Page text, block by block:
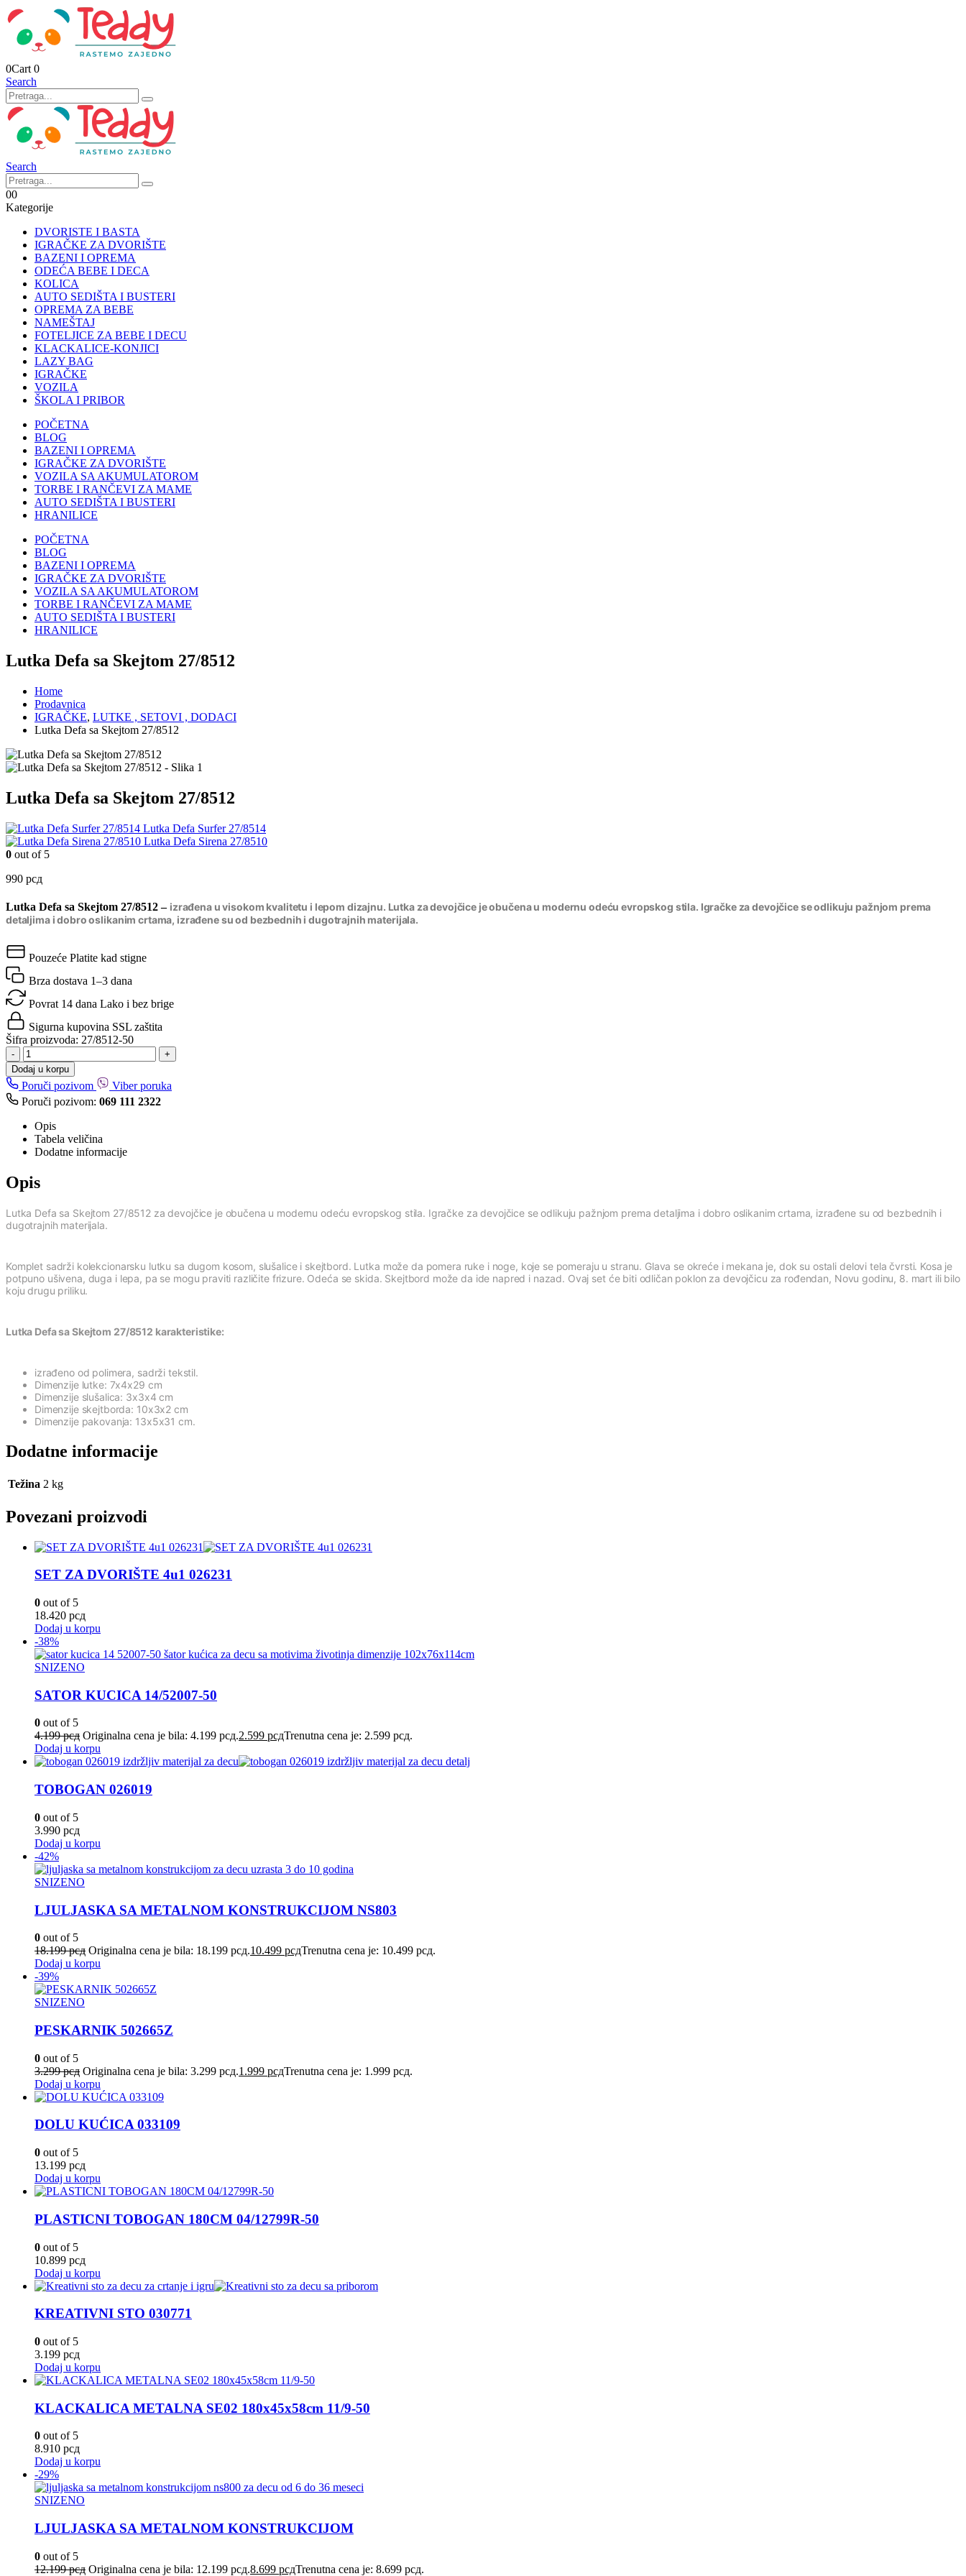
0Cart 0
Search
Search
00
Kategorije
DVORISTE I BASTA
IGRAČKE ZA DVORIŠTE
BAZENI I OPREMA
ODEĆA BEBE I DECA
KOLICA
AUTO SEDIŠTA I BUSTERI
OPREMA ZA BEBE
NAMEŠTAJ
FOTELJICE ZA BEBE I DECU
KLACKALICE-KONJICI
LAZY BAG
IGRAČKE
VOZILA
ŠKOLA I PRIBOR
POČETNA
BLOG
BAZENI I OPREMA
IGRAČKE ZA DVORIŠTE
VOZILA SA AKUMULATOROM
TORBE I RANČEVI ZA MAME
AUTO SEDIŠTA I BUSTERI
HRANILICE
POČETNA
BLOG
BAZENI I OPREMA
IGRAČKE ZA DVORIŠTE
VOZILA SA AKUMULATOROM
TORBE I RANČEVI ZA MAME
AUTO SEDIŠTA I BUSTERI
HRANILICE
Lutka Defa sa Skejtom 27/8512
Home
Prodavnica
IGRAČKE, LUTKE , SETOVI , DODACI
Lutka Defa sa Skejtom 27/8512
Lutka Defa sa Skejtom 27/8512
Lutka Defa Surfer 27/8514
Lutka Defa Sirena 27/8510
0 out of 5
990 рсд
Lutka Defa sa Skejtom 27/8512 – izrađena u visokom kvalitetu i lepom dizajnu. Lutka za devojčice je obučena u modernu odeću evropskog stila. Igračke za devojčice se odlikuju pažnjom prema
detaljima i dobro oslikanim crtama, izrađene su od bezbednih i dugotrajnih materijala.
Pouzeće Platite kad stigne
Brza dostava 1–3 dana
Povrat 14 dana Lako i bez brige
Sigurna kupovina SSL zaštita
Šifra proizvoda: 27/8512-50
-
+
Dodaj u korpu
Poruči pozivom
Viber poruka
Poruči pozivom: 069 111 2322
Opis
Tabela veličina
Dodatne informacije
Opis
Lutka Defa sa Skejtom 27/8512 za devojčice je obučena u modernu odeću evropskog stila. Igračke za devojčice se odlikuju pažnjom prema detaljima i dobro oslikanim crtama, izrađene su od bezbednih i
dugotrajnih materijala.
Komplet sadrži kolekcionarsku lutku sa dugom kosom, slušalice i skejtbord. Lutka može da pomera ruke i noge, koje se pomeraju u stranu. Glava se okreće i mekana je, dok su ostali delovi tela čvrsti. Kosa je
potpuno ušivena, duga i lepa, pa se mogu praviti različite frizure. Odeća se skida. Skejtbord može da ide napred i nazad. Ovaj set će biti odličan poklon za devojčicu za rođendan, Novu godinu, 8. mart ili bilo
koju drugu priliku.
Lutka Defa sa Skejtom 27/8512 karakteristike:
izrađeno od polimera, sadrži tekstil.
Dimenzije lutke: 7x4x29 cm
Dimenzije slušalica: 3x3x4 cm
Dimenzije skejtborda: 10x3x2 cm
Dimenzije pakovanja: 13x5x31 cm.
Dodatne informacije
Težina 2 kg
Povezani proizvodi
SET ZA DVORIŠTE 4u1 026231
0 out of 5
18.420 рсд
Dodaj u korpu
-38%
SNIZENO
SATOR KUCICA 14/52007-50
0 out of 5
4.199рсд Originalna cena je bila: 4.199 рсд.2.599 рсдTrenutna cena je: 2.599 рсд.
Dodaj u korpu
TOBOGAN 026019
0 out of 5
3.990 рсд
Dodaj u korpu
-42%
SNIZENO
LJULJASKA SA METALNOM KONSTRUKCIJOM NS803
0 out of 5
18.199рсд Originalna cena je bila: 18.199 рсд.10.499 рсдTrenutna cena je: 10.499 рсд.
Dodaj u korpu
-39%
SNIZENO
PESKARNIK 502665Z
0 out of 5
3.299рсд Originalna cena je bila: 3.299 рсд.1.999 рсдTrenutna cena je: 1.999 рсд.
Dodaj u korpu
DOLU KUĆICA 033109
0 out of 5
13.199 рсд
Dodaj u korpu
PLASTICNI TOBOGAN 180CM 04/12799R-50
0 out of 5
10.899 рсд
Dodaj u korpu
KREATIVNI STO 030771
0 out of 5
3.199 рсд
Dodaj u korpu
KLACKALICA METALNA SE02 180x45x58cm 11/9-50
0 out of 5
8.910 рсд
Dodaj u korpu
-29%
SNIZENO
LJULJASKA SA METALNOM KONSTRUKCIJOM
0 out of 5
12.199рсд Originalna cena je bila: 12.199 рсд.8.699 рсдTrenutna cena je: 8.699 рсд.